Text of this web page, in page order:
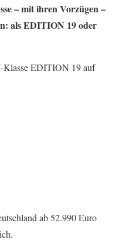
– mit ihren Vorzügen –
als EDITION 19 oder
Klasse EDITION 19 auf
ab 52.990 Euro